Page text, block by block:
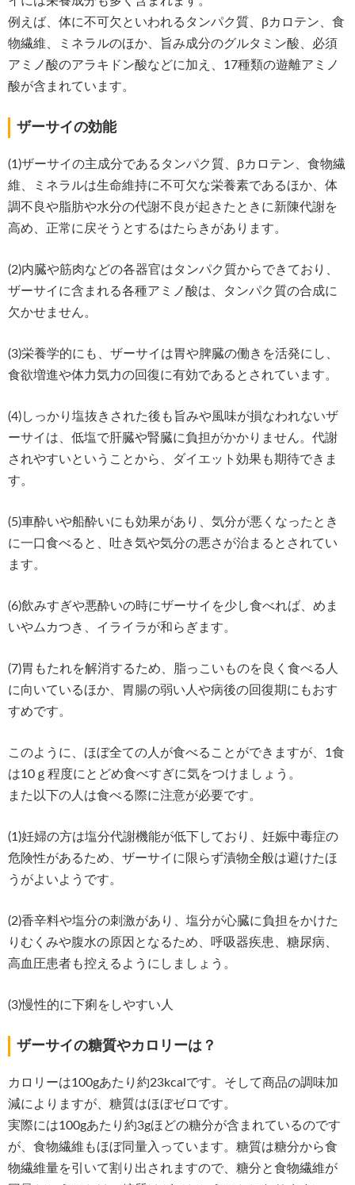
例えば、体に不可欠といわれるタンパク質、βカロテン、食
物繊維、ミネラルのほか、旨み成分のグルタミン酸、必須
アミノ酸のアラキドン酸などに加え、17種類の遊離アミノ
酸が含まれています。
ザーサイの効能
(1)ザーサイの主成分であるタンパク質、βカロテン、食物繊
維、ミネラルは生命維持に不可欠な栄養素であるほか、体
調不良や脂肪や水分の代謝不良が起きたときに新陳代謝を
高め、正常に戻そうとするはたらきがあります。
(2)内臓や筋肉などの各器官はタンパク質からできており、
ザーサイに含まれる各種アミノ酸は、タンパク質の合成に
欠かせません。
(3)栄養学的にも、ザーサイは胃や脾臓の働きを活発にし、
食欲増進や体力気力の回復に有効であるとされています。
(4)しっかり塩抜きされた後も旨みや風味が損なわれないザ
ーサイは、低塩で肝臓や腎臓に負担がかかりません。代謝
されやすいということから、ダイエット効果も期待できま
す。
(5)車酔いや船酔いにも効果があり、気分が悪くなったとき
に一口食べると、吐き気や気分の悪さが治まるとされてい
ます。
(6)飲みすぎや悪酔いの時にザーサイを少し食べれば、めま
いやムカつき、イライラが和らぎます。
(7)胃もたれを解消するため、脂っこいものを良く食べる人
に向いているほか、胃腸の弱い人や病後の回復期にもおす
すめです。
このように、ほぼ全ての人が食べることができますが、1食
は10ｇ程度にとどめ食べすぎに気をつけましょう。
また以下の人は食べる際に注意が必要です。
(1)妊婦の方は塩分代謝機能が低下しており、妊娠中毒症の
危険性があるため、ザーサイに限らず漬物全般は避けたほ
うがよいようです。
(2)香辛料や塩分の刺激があり、塩分が心臓に負担をかけた
りむくみや腹水の原因となるため、呼吸器疾患、糖尿病、
高血圧患者も控えるようにしましょう。
(3)慢性的に下痢をしやすい人
ザーサイの糖質やカロリーは？
カロリーは100gあたり約23kcalです。そして商品の調味加
減によりますが、糖質はほぼゼロです。
実際には100gあたり約3gほどの糖分が含まれているのです
が、食物繊維もほぼ同量入っています。糖質は糖分から食
物繊維量を引いて割り出されますので、糖分と食物繊維が